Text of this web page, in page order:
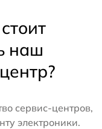
наш
сервис-центров,
электроники.